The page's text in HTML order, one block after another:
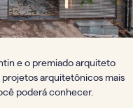
e o premiado arquiteto
projetos arquitetônicos mais
poderá conhecer.